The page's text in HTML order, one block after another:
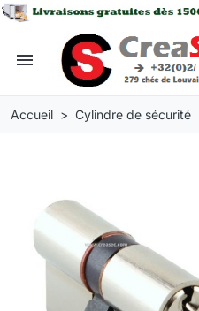
menu
Accueil Cylindre de sécurité